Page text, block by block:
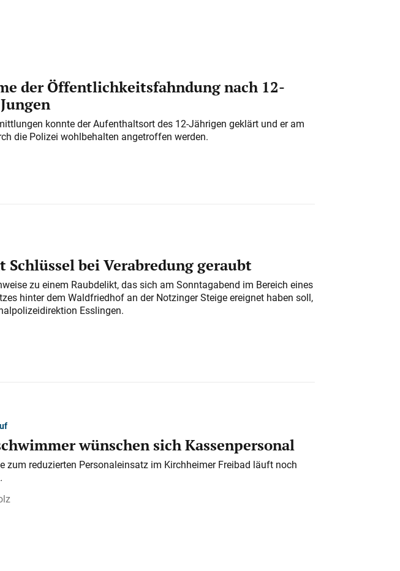
der Öffentlichkeitsfahndung nach 12-
konnte der Aufenthaltsort des 12-Jährigen geklärt und er am
die Polizei wohlbehalten angetroffen werden.
Schlüssel bei Verabredung geraubt
zu einem Raubdelikt, das sich am Sonntagabend im Bereich eines
hinter dem Waldfriedhof an der Notzinger Steige ereignet haben soll,
Esslingen.
wünschen sich Kassenpersonal
zum reduzierten Personaleinsatz im Kirchheimer Freibad läuft noch